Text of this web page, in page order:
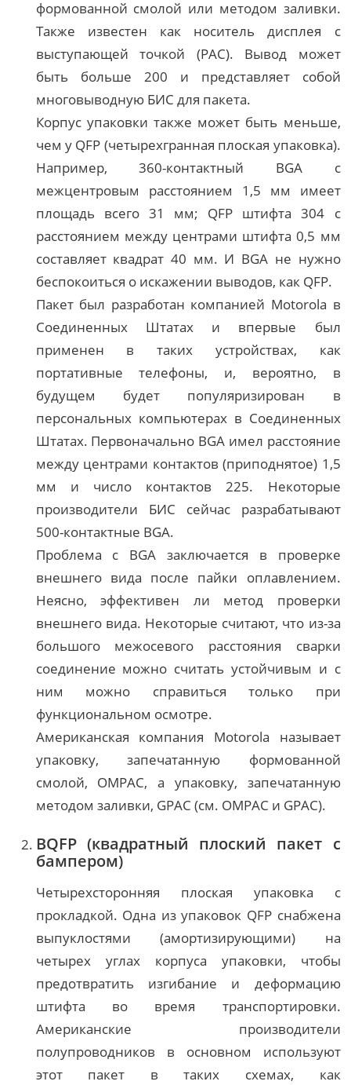
формованной смолой или методом заливки.
Также известен как носитель дисплея с
выступающей точкой (PAC). Вывод может
быть больше 200 и представляет собой
многовыводную БИС для пакета.
Корпус упаковки также может быть меньше,
чем у QFP (четырехгранная плоская упаковка).
Например, 360-контактный BGA с
межцентровым расстоянием 1,5 мм имеет
площадь всего 31 мм; QFP штифта 304 с
расстоянием между центрами штифта 0,5 мм
составляет квадрат 40 мм. И BGA не нужно
беспокоиться о искажении выводов, как QFP.
Пакет был разработан компанией Motorola в
Соединенных Штатах и ​​впервые был
применен в таких устройствах, как
портативные телефоны, и, вероятно, в
будущем будет популяризирован в
персональных компьютерах в Соединенных
Штатах. Первоначально BGA имел расстояние
между центрами контактов (приподнятое) 1,5
мм и число контактов 225. Некоторые
производители БИС сейчас разрабатывают
500-контактные BGA.
Проблема с BGA заключается в проверке
внешнего вида после пайки оплавлением.
Неясно, эффективен ли метод проверки
внешнего вида. Некоторые считают, что из-за
большого межосевого расстояния сварки
соединение можно считать устойчивым и с
ним можно справиться только при
функциональном осмотре.
Американская компания Motorola называет
упаковку, запечатанную формованной
смолой, OMPAC, а упаковку, запечатанную
методом заливки, GPAC (см. OMPAC и GPAC).
BQFP (квадратный плоский пакет с
бампером)
Четырехсторонняя плоская упаковка с
прокладкой. Одна из упаковок QFP снабжена
выпуклостями (амортизирующими) на
четырех углах корпуса упаковки, чтобы
предотвратить изгибание и деформацию
штифта во время транспортировки.
Американские производители
полупроводников в основном используют
этот пакет в таких схемах, как